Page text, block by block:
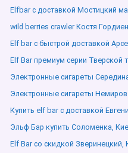
Elfbar с доставкой Мостицкий
wild berries crawler Костя
Elf bar с быстрой доставкой
Elf Bar премиум серии Тверской
Электронные сигареты
Электронные сигареты Немиров
Купить elf bar с доставкой
Эльф Бар купить Соломенка,
Elf Bar со скидкой Зверинецкий,